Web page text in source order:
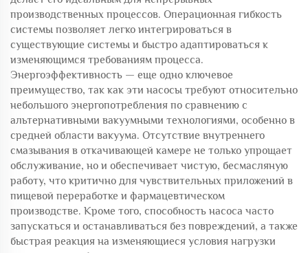
производственных процессов. Операционная гибкость
системы позволяет легко интегрироваться в
существующие системы и быстро адаптироваться к
изменяющимся требованиям процесса.
Энергоэффективность — еще одно ключевое
преимущество, так как эти насосы требуют относительно
небольшого энергопотребления по сравнению с
альтернативными вакуумными технологиями, особенно в
средней области вакуума. Отсутствие внутреннего
смазывания в откачивающей камере не только упрощает
обслуживание, но и обеспечивает чистую, бесмасляную
работу, что критично для чувствительных приложений в
пищевой переработке и фармацевтическом
производстве. Кроме того, способность насоса часто
запускаться и останавливаться без повреждений, а также
быстрая реакция на изменяющиеся условия нагрузки